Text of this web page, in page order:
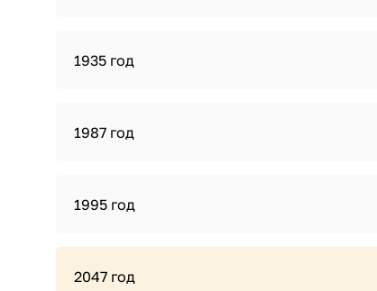
1935 год
1987 год
1995 год
2047 год